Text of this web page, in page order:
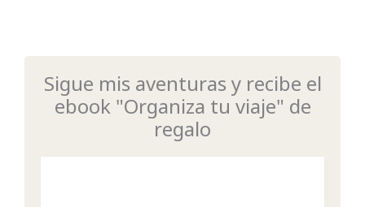
Sigue mis aventuras y recibe el
ebook "Organiza tu viaje" de
regalo